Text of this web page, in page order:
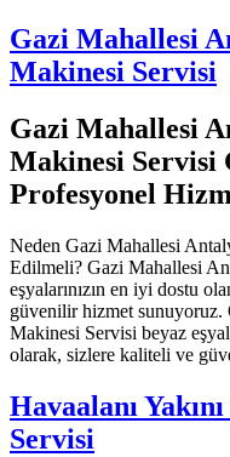
Gazi Mahallesi
Makinesi Servisi
Gazi Mahallesi
Makinesi Servisi
Profesyonel
Neden Gazi Mahallesi
Edilmeli? Gazi Mahallesi
eşyalarınızın en iyi dostu
güvenilir hizmet sunuyoruz.
Makinesi Servisi beyaz
olarak, sizlere kaliteli ve
Havaalanı
Servisi